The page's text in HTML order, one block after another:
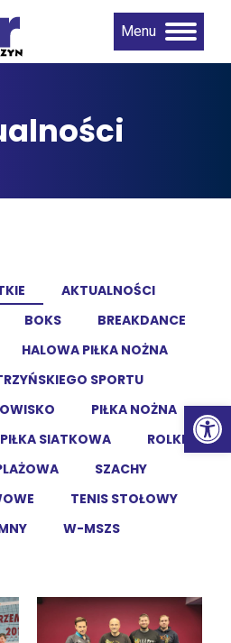
Menu
AKTUALNOŚCI
BOKS
BREAKDANCE
HALOWA PIŁKA NOŻNA
SPORTU
PIŁKA NOŻNA
PIŁKA SIATKOWA
ROLKI
SZACHY
TENIS STOŁOWY
W-MSZS